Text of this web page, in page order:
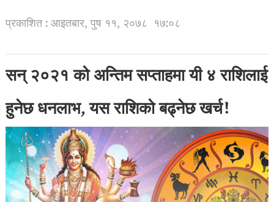
प्रकाशित : आइतबार, पुष ११, २०७८ १७:०८
सन् २०२१ को अन्तिम सप्ताहमा यी ४ राशिलाई
हुनेछ धनलाभ, यस राशिको बढ्नेछ खर्च!